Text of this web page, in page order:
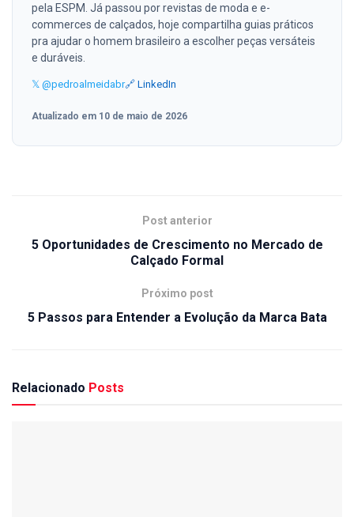
pela ESPM. Já passou por revistas de moda e e-
commerces de calçados, hoje compartilha guias práticos
pra ajudar o homem brasileiro a escolher peças versáteis
e duráveis.
𝕏 @pedroalmeidabr🔗 LinkedIn
Atualizado em 10 de maio de 2026
Post anterior
5 Oportunidades de Crescimento no Mercado de
Calçado Formal
Próximo post
5 Passos para Entender a Evolução da Marca Bata
Relacionado Posts